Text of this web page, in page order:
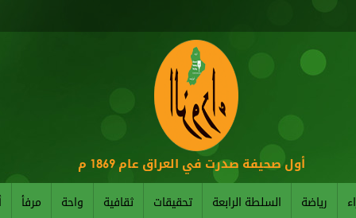
أول صحيفة صدرت في العراق عام 1869 م
رياضة السلطة الرابعة تحقيقات ثقافية واحة مرفأ